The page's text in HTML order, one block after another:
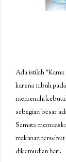
Ada istilah "Kamu
karena tubuh
memenuhi
sebagian besar
Semata
makanan
dikemudian hari.